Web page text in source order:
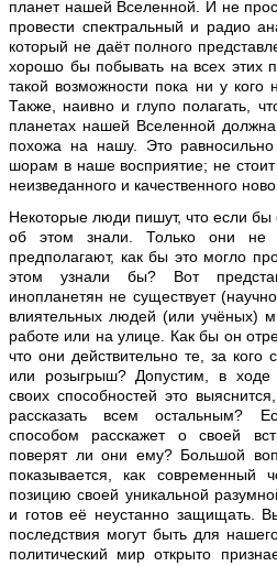
планет нашей Вселенной. И не
провести спектральный и радио
который не даёт полного
хорошо бы побывать на всех этих
такой возможности пока ни у кого
Также, наивно и глупо полагать,
планетах нашей Вселенной
похожа на нашу. Это
шорам в наше восприятие; не стоит
неизведанного и качественного
Некоторые люди пишут, что если
об этом знали. Только они не
предполагают, как бы это могло
этом узнали бы? Вот
инопланетян не существует
влиятельных людей (или учёных)
работе или на улице. Как бы он
что они действительно те, за
или розыгрыш? Допустим, в
своих способностей это
рассказать всем остальным?
способом расскажет о своей
поверят ли они ему? Большой
показывается, как современный
позицию своей уникальной
и готов её неустанно защищать.
последствия могут быть для
политический мир открыто